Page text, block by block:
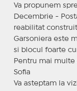
Va propunem
Decembrie -
reabilitat construit
Garsoniera este
si blocul foarte
Pentru mai multe
Sofia
Va asteptam la